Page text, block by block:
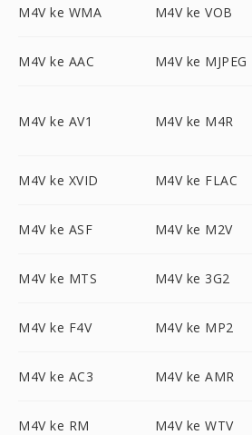
M4V ke WMA M4V ke VOB
M4V ke AAC M4V ke MJPEG
M4V ke AV1 M4V ke M4R
M4V ke XVID M4V ke FLAC
M4V ke ASF M4V ke M2V
M4V ke MTS M4V ke 3G2
M4V ke F4V M4V ke MP2
M4V ke AC3 M4V ke AMR
M4V ke RM M4V ke WTV